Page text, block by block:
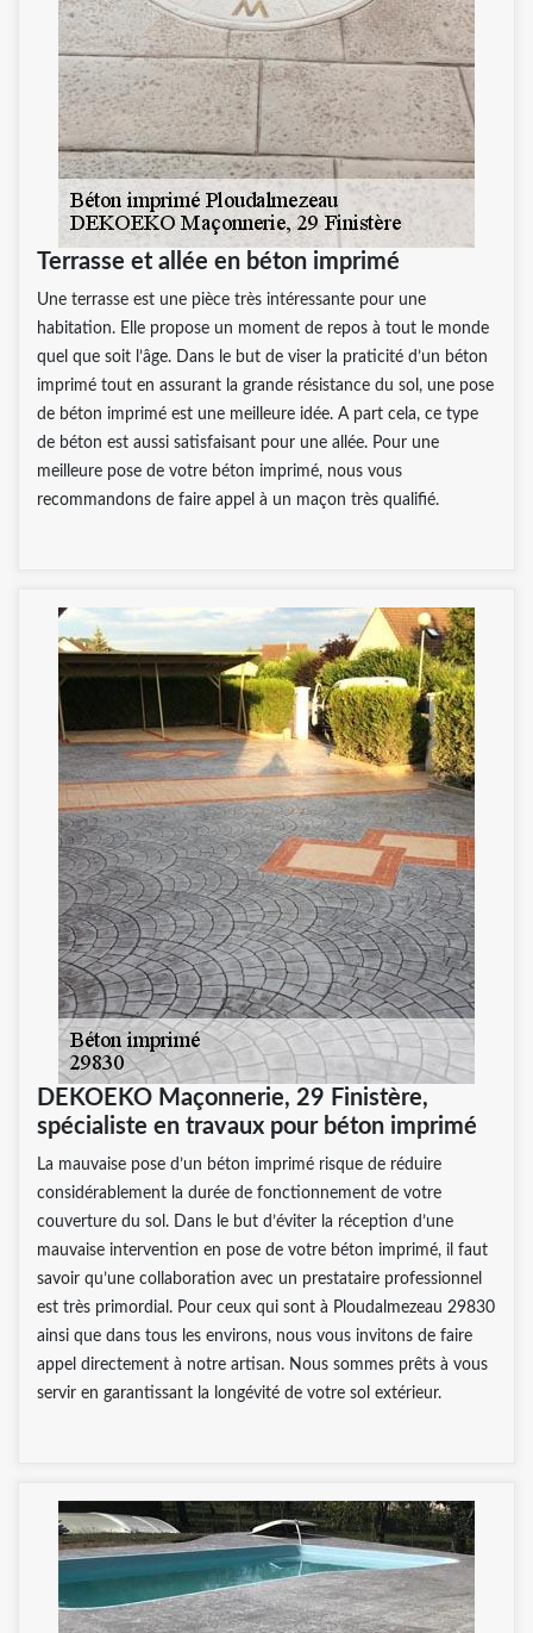
Terrasse et allée en béton imprimé
Une terrasse est une pièce très intéressante pour une
habitation. Elle propose un moment de repos à tout le monde
quel que soit l’âge. Dans le but de viser la praticité d’un béton
imprimé tout en assurant la grande résistance du sol, une pose
de béton imprimé est une meilleure idée. A part cela, ce type
de béton est aussi satisfaisant pour une allée. Pour une
meilleure pose de votre béton imprimé, nous vous
recommandons de faire appel à un maçon très qualifié.
DEKOEKO Maçonnerie, 29 Finistère,
spécialiste en travaux pour béton imprimé
La mauvaise pose d’un béton imprimé risque de réduire
considérablement la durée de fonctionnement de votre
couverture du sol. Dans le but d’éviter la réception d’une
mauvaise intervention en pose de votre béton imprimé, il faut
savoir qu’une collaboration avec un prestataire professionnel
est très primordial. Pour ceux qui sont à Ploudalmezeau 29830
ainsi que dans tous les environs, nous vous invitons de faire
appel directement à notre artisan. Nous sommes prêts à vous
servir en garantissant la longévité de votre sol extérieur.